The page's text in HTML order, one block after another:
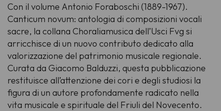
Con il volume Antonio Foraboschi (1889-1967).
Canticum novum: antologia di composizioni vocali
sacre, la collana Choraliamusica dell’Usci Fvg si
arricchisce di un nuovo contributo dedicato alla
valorizzazione del patrimonio musicale regionale.
Curata da Giacomo Balduzzi, questa pubblicazione
restituisce all’attenzione dei cori e degli studiosi la
figura di un autore profondamente radicato nella
vita musicale e spirituale del Friuli del Novecento.